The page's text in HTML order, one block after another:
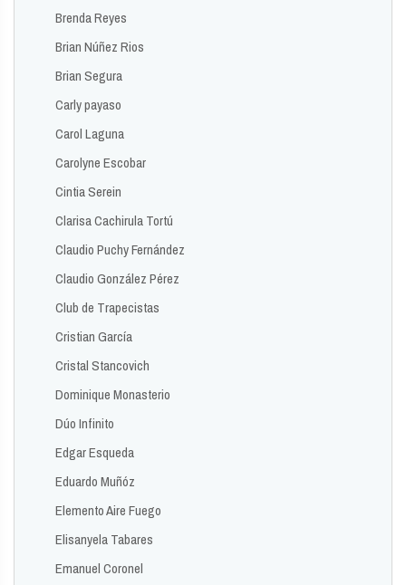
Brenda Reyes
Brian Núñez Rios
Brian Segura
Carly payaso
Carol Laguna
Carolyne Escobar
Cintia Serein
Clarisa Cachirula Tortú
Claudio Puchy Fernández
Claudio González Pérez
Club de Trapecistas
Cristian García
Cristal Stancovich
Dominique Monasterio
Dúo Infinito
Edgar Esqueda
Eduardo Muñóz
Elemento Aire Fuego
Elisanyela Tabares
Emanuel Coronel